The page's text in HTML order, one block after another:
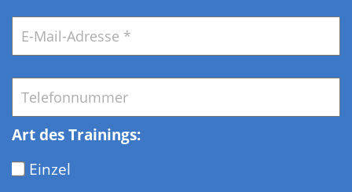
E-
Mail *
Telefon *
Art des Trainings:
Einzel